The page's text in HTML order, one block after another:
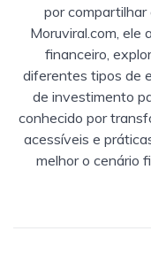
por compartilhar
Moruviral.com, ele
financeiro,
diferentes tipos de
de investimento
conhecido por
acessíveis e
melhor o cenário